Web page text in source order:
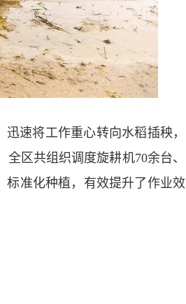
速将工作重心转向水稻插秧，
区共组织调度旋耕机70余台、
标准化种植，有效提升了作业效